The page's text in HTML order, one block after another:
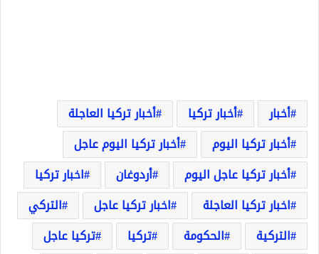
أخبار أخبار تركيا
أخبار تركيا العاجلة
أخبار تركيا اليوم
أخبار تركيا اليوم عاجل
أخبار تركيا عاجل اليوم
أردوغان
اخبار تركيا
اخبار تركيا العاجلة
اخبار تركيا عاجل
التركي
التركية
الحكومة تركيا
تركيا عاجل